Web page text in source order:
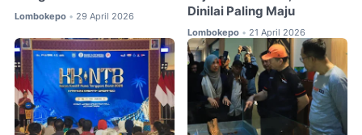
Lombokepo • 29 April 2026
Dinilai Paling Maju
Lombokepo • 21 April 2026